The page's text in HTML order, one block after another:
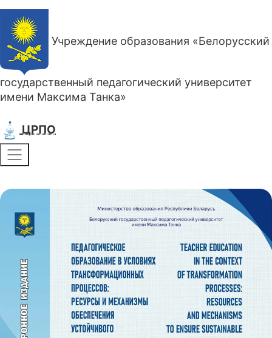
Учреждение образования «Белорусский
государственный педагогический университет
имени Максима Танка»
ЦРПО